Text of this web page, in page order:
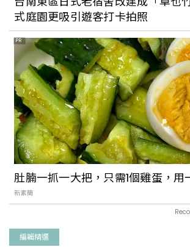
式庭園更吸引遊客打卡拍照
PR
肚腩一抓一大把，只需1個雞蛋，用
新素簡
編輯精選